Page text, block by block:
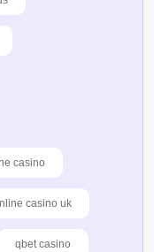
casino
casino uk
qbet casino